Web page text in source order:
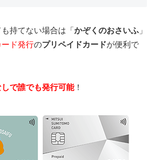
持てない場合は「 かぞくのおさいふ 」
ド発行のプリペイドカードが便利で
で誰でも発行可能！